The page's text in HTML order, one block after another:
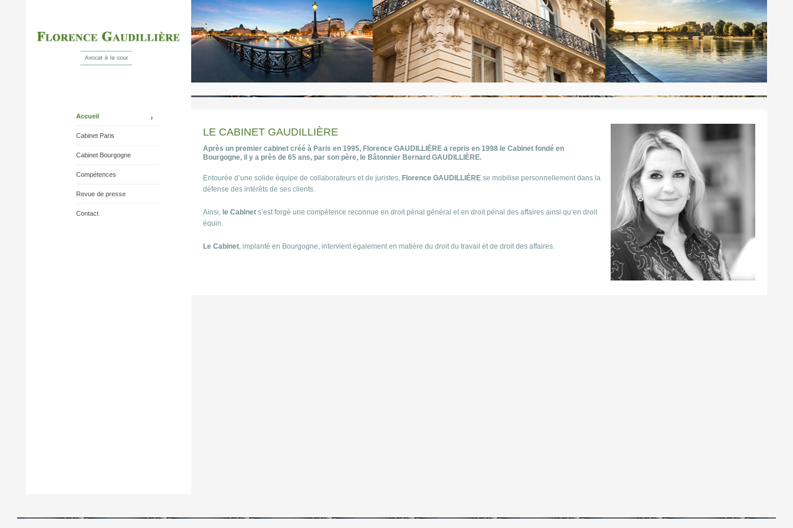
Accueil
Cabinet Paris
Cabinet Bourgogne
Compétences
Revue de presse
Contact
LE CABINET GAUDILLIÈRE
Après un premier cabinet créé à Paris en 1995, Florence GAUDILLIÈRE a repris en 1998 le Cabinet fondé en
Bourgogne, il y a près de 65 ans, par son père, le Bâtonnier Bernard GAUDILLIÈRE.
Entourée d’une solide équipe de collaborateurs et de juristes, Florence GAUDILLIÈRE se mobilise personnellement dans la
défense des intérêts de ses clients.
Ainsi, le Cabinet s’est forgé une compétence reconnue en droit pénal général et en droit pénal des affaires ainsi qu’en droit
équin.
Le Cabinet, implanté en Bourgogne, intervient également en matière du droit du travail et de droit des affaires.